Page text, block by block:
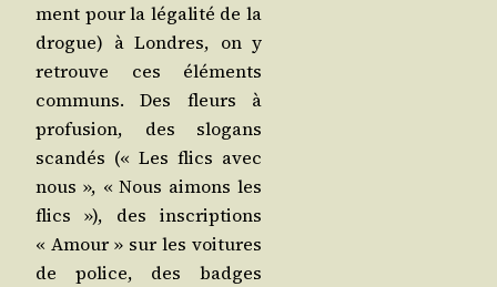
ment pour la léga­li­té de la
drogue) à Londres, on y
retrouve ces élé­ments
com­muns. Des fleurs à
pro­fu­sion, des slo­gans
scan­dés (« Les flics avec
nous », « Nous aimons les
flics »), des ins­crip­tions
« Amour » sur les voi­tures
de police, des badges